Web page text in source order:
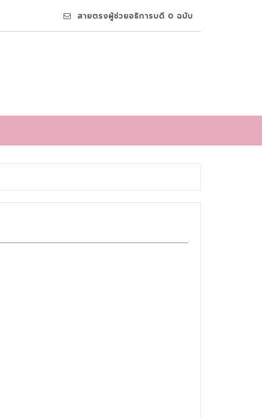
สายตรงผู้ช่วยอธิการบดี 0 ฉบับ